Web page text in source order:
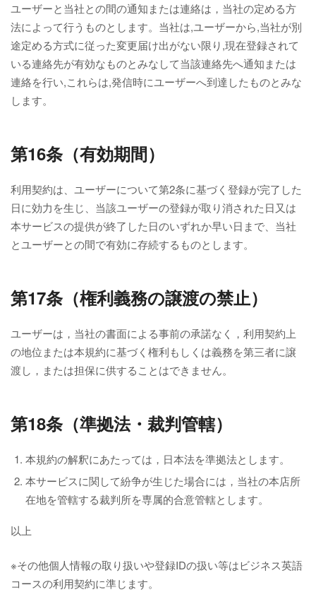
ユーザーと当社との間の通知または連絡は，当社の定める方
法によって行うものとします。当社は,ユーザーから,当社が別
途定める方式に従った変更届け出がない限り,現在登録されて
いる連絡先が有効なものとみなして当該連絡先へ通知または
連絡を行い,これらは,発信時にユーザーへ到達したものとみな
します。
第16条（有効期間）
利用契約は、ユーザーについて第2条に基づく登録が完了した
日に効力を生じ、当該ユーザーの登録が取り消された日又は
本サービスの提供が終了した日のいずれか早い日まで、当社
とユーザーとの間で有効に存続するものとします。
第17条（権利義務の譲渡の禁止）
ユーザーは，当社の書面による事前の承諾なく，利用契約上
の地位または本規約に基づく権利もしくは義務を第三者に譲
渡し，または担保に供することはできません。
第18条（準拠法・裁判管轄）
本規約の解釈にあたっては，日本法を準拠法とします。
本サービスに関して紛争が生じた場合には，当社の本店所
在地を管轄する裁判所を専属的合意管轄とします。
以上
※その他個人情報の取り扱いや登録IDの扱い等はビジネス英語
コースの利用契約に準じます。